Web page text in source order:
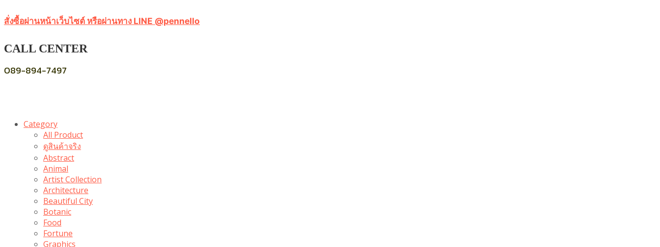
สั่งซื้อผ่านหน้าเว็บไซต์ หรือผ่านทาง LINE @pennello
CALL CENTER
089-894-7497
Category
All Product
ดูสินค้าจริง
Abstract
Animal
Artist Collection
Architecture
Beautiful City
Botanic
Food
Fortune
Graphics